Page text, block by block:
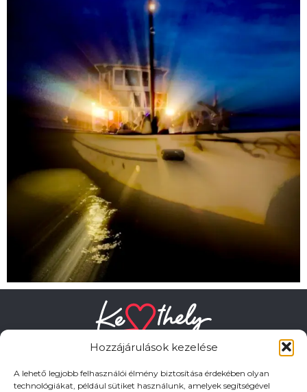
Hozzájárulások kezelése
A lehető legjobb felhasználói élmény biztosítása érdekében olyan
technológiákat, például sütiket használunk, amelyek segítségével